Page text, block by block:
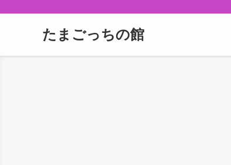
たまごっちの館